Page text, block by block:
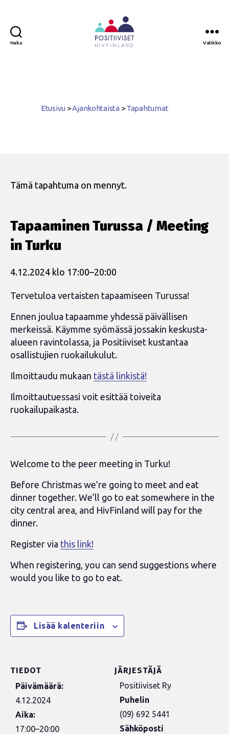
Haku Valikko
Etusivu >Ajankohtaista >Tapahtumat
Tämä tapahtuma on mennyt.
Tapaaminen Turussa / Meeting
in Turku
4.12.2024 klo 17:00–20:00
Tervetuloa vertaisten tapaamiseen Turussa!
Ennen joulua tapaamme yhdessä päivällisen
merkeissä. Käymme syömässä jossakin keskusta-
alueen ravintolassa, ja Positiiviset kustantaa
osallistujien ruokailukulut.
Ilmoittaudu mukaan tästä linkistä!
Ilmoittautuessasi voit esittää toiveita
ruokailupaikasta.
Welcome to the peer meeting in Turku!
Before Christmas we’re going to meet and eat
dinner together. We’ll go to eat somewhere in the
city central area, and HivFinland will pay for the
dinner.
Register via this link!
When registering, you can send suggestions where
would you like to go to eat.
Lisää kalenteriin
TIEDOT
Päivämäärä:
4.12.2024
Aika:
17:00–20:00
JÄRJESTÄJÄ
Positiiviset Ry
Puhelin
(09) 692 5441
Sähköposti